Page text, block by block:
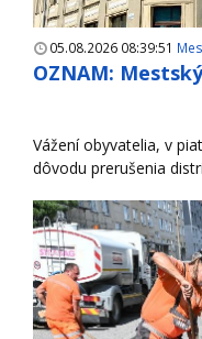
05.08.2026 08:39:51
OZNAM:
Vážení obyvatelia, v
dôvodu prerušenia